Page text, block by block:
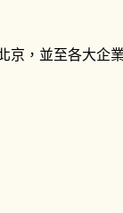
京，並至各大企